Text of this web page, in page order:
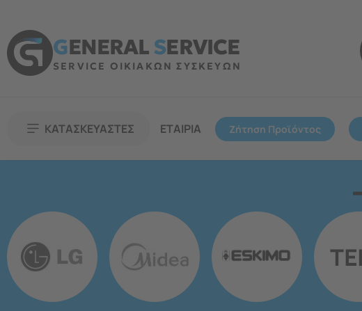
GENERALSERVICE
SERVICE ΟΙΚΙΑΚΩΝ ΣΥΣΚΕΥΩΝ
ΚΑΤΑΣΚΕΥΑΣΤΕΣ ΕΤΑΙΡΙΑ Ζήτηση Προϊόντος